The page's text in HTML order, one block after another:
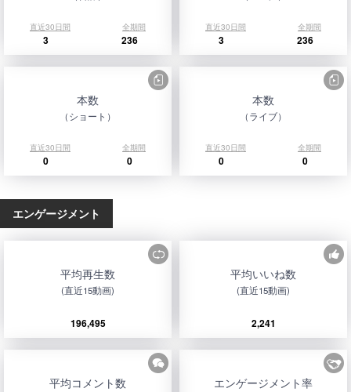
直近30日間 全期間
3 236
直近30日間 全期間
3 236
本数
（ショート）
直近30日間 全期間
0 0
本数
（ライブ）
直近30日間 全期間
0 0
エンゲージメント
平均再生数
(直近15動画)
196,495
平均いいね数
(直近15動画)
2,241
平均コメント数 エンゲージメント率